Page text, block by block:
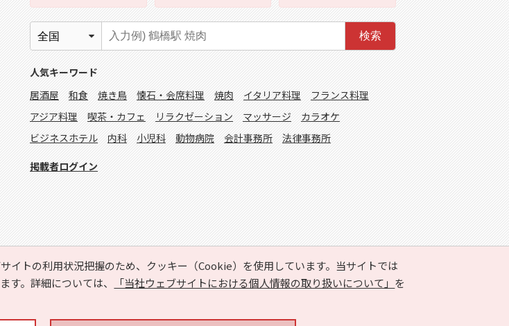
イトの利用状況把握のため、クッキー（Cookie）を使用しています。当サイトでは
す。詳細については、
「当社ウェブサイトにおける個人情報の取り扱いについて」 を
検索
人気キーワード
居酒屋
和食 焼き鳥 懐石・会席料理 焼肉 イタリア料理
フランス料理
アジア料理
喫茶・カフェ リラクゼーション マッサージ
カラオケ
ビジネスホテル
内科 小児科 動物病院 会計事務所 法律事務所
掲載者ログイン
All Rights Reserved.